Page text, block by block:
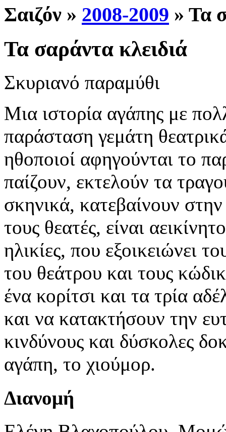
Σαιζόν » 2008-2009 » Τα
Τα σαράντα κλειδιά
Σκυριανό παραμύθι
Μια ιστορία αγάπης με
παράσταση γεμάτη
ηθοποιοί αφηγούνται το
παίζουν, εκτελούν τα
σκηνικά, κατεβαίνουν
τους θεατές, είναι
ηλικίες, που εξοικειώνει
του θεάτρου και τους
ένα κορίτσι και τα τρία
και να κατακτήσουν την
κινδύνους και δύσκολες
αγάπη, το χιούμορ.
Διανομή